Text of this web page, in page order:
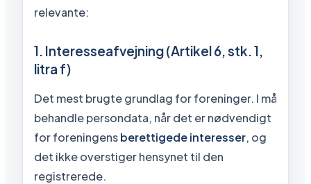
relevante:
1. Interesseafvejning (Artikel 6, stk. 1,
litra f)
Det mest brugte grundlag for foreninger. I må
behandle persondata, når det er nødvendigt
for foreningensberettigede interesser, og
det ikke overstiger hensynet til den
registrerede.